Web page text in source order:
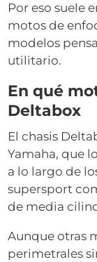
Por eso suele
motos de
modelos
utilitario.
En qué
Deltabox
El chasis
Yamaha, que
a lo largo de
supersport
de media
Aunque otras
perimetrales